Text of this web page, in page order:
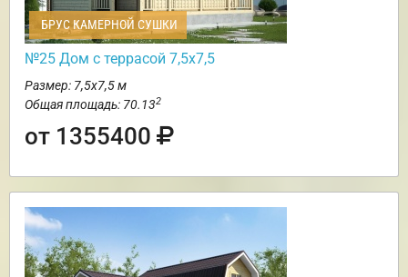
БРУС КАМЕРНОЙ СУШКИ
№25 Дом с террасой 7,5х7,5
Размер: 7,5х7,5 м
Общая площадь: 70.132
от 1355400